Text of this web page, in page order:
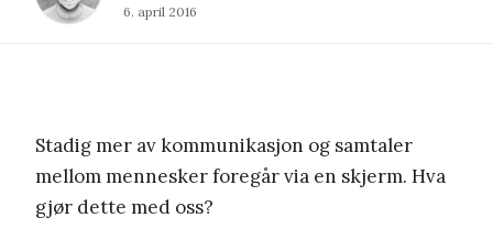
6. april 2016
Stadig mer av kommunikasjon og samtaler
mellom mennesker foregår via en skjerm. Hva
gjør dette med oss?